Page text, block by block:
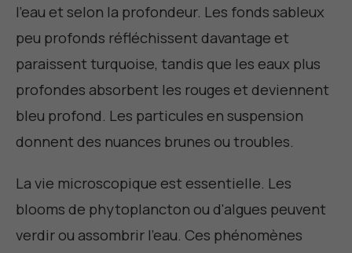
l'eau et selon la profondeur. Les fonds sableux
peu profonds réfléchissent davantage et
paraissent turquoise, tandis que les eaux plus
profondes absorbent les rouges et deviennent
bleu profond. Les particules en suspension
donnent des nuances brunes ou troubles.
La vie microscopique est essentielle. Les
blooms de phytoplancton ou d'algues peuvent
verdir ou assombrir l'eau. Ces phénomènes